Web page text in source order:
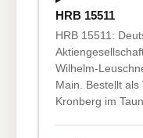
HRB 15511
HRB 15511:
Wilhelm-
Main. Bestellt als
Kronberg im